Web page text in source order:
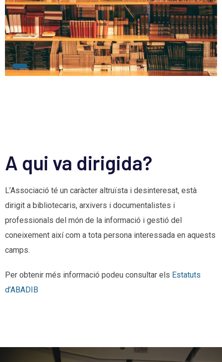
A qui va dirigida?
L’Associació té un caràcter altruïsta i desinteresat, està
dirigit a bibliotecaris, arxivers i documentalistes i
professionals del món de la informació i gestió del
coneixement així com a tota persona interessada en aquests
camps.
Per obtenir més informació podeu consultar els Estatuts
d’ABADIB